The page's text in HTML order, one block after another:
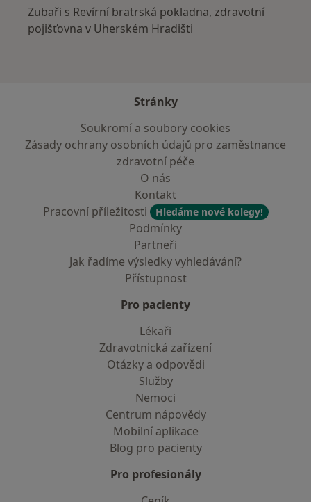
Zubaři s Revírní bratrská pokladna, zdravotní
pojišťovna v Uherském Hradišti
Stránky
Soukromí a soubory cookies
Zásady ochrany osobních údajů pro zaměstnance
zdravotní péče
O nás
Kontakt
Pracovní příležitosti
Hledáme nové kolegy!
Podmínky
Partneři
Jak řadíme výsledky vyhledávání?
Přístupnost
Pro pacienty
Lékaři
Zdravotnická zařízení
Otázky a odpovědi
Služby
Nemoci
Centrum nápovědy
Mobilní aplikace
Blog pro pacienty
Pro profesionály